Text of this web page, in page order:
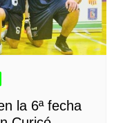
la 6ª fecha